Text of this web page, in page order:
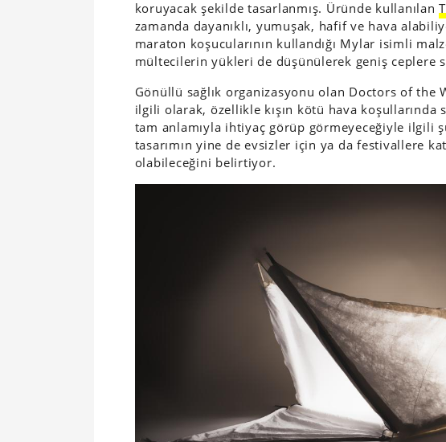
koruyacak şekilde tasarlanmış. Üründe kullanılan
zamanda dayanıklı, yumuşak, hafif ve hava
maraton koşucularının kullandığı Mylar isimli
mültecilerin yükleri de düşünülerek geniş ceplere
Gönüllü sağlık organizasyonu olan Doctors of the
ilgili olarak, özellikle kışın kötü hava
tam anlamıyla ihtiyaç görüp görmeyeceğiyle ilgili
tasarımın yine de evsizler için ya da festivallere
olabileceğini belirtiyor.